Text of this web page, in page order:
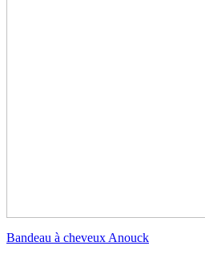
Bandeau à cheveux Anouck